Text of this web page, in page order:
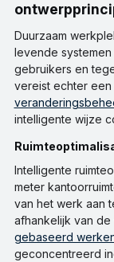
Duurzaam
levende
gebruikers en
vereist echter
intelligente wijze
Intelligente
meter
van het werk aan
afhankelijk van
gebaseerd
geconcentreerd